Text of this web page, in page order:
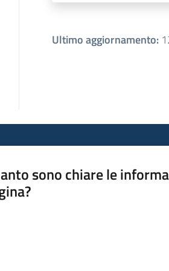
Ultimo aggiornamento:
sono chiare le